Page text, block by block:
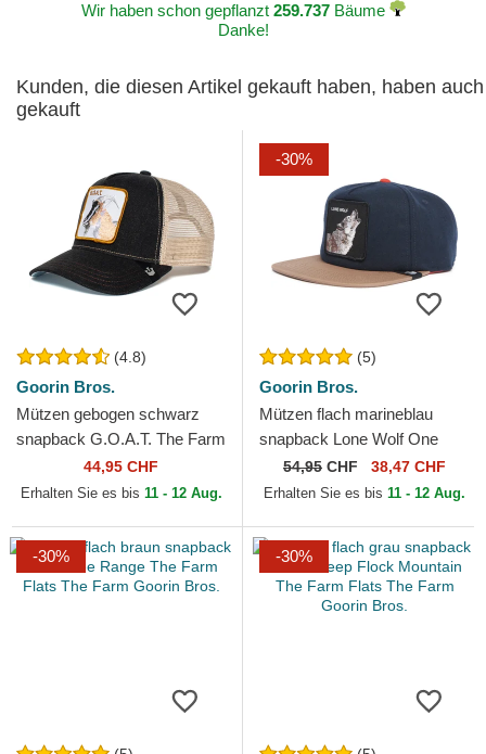
Wir haben schon gepflanzt 259.737Bäume
Danke!
Kunden, die diesen Artikel gekauft haben, haben auch
gekauft
(4.8)
Goorin Bros.
Mützen gebogen schwarz
snapback G.O.A.T. The Farm
Goorin Bros.44,95 CHF
Erhalten Sie es bis 11 - 12 Aug.
-30%
(5)
Goorin Bros.
Mützen flach marineblau
snapback Lone Wolf One
Pack The Farm Flats The
Farm Goorin Bros.
54,95 CHF 38,47 CHF
Erhalten Sie es bis 11 - 12 Aug.
-30% -30%